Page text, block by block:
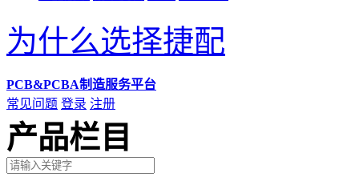
为什么选择捷配
PCB&PCBA制造服务平台
常见问题 登录 注册
产品栏目